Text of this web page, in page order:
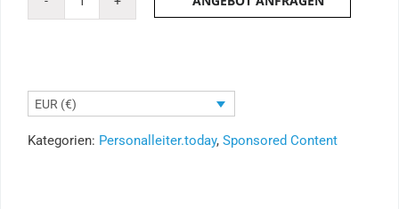
Company-
Content
Creation
im
EUR (€)
Kategorien: Personalleiter.today, Sponsored Content